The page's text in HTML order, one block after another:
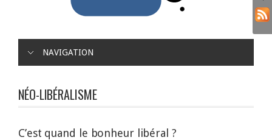
NAVIGATION
NÉO-LIBÉRALISME
C’est quand le bonheur libéral ?